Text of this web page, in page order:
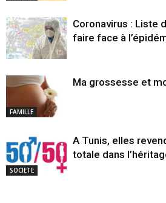
Coronavirus : Liste
faire face à
FAMILLE
Ma grossesse et
SOCIETE
A Tunis, elles
totale dans